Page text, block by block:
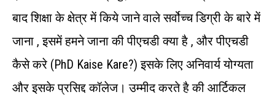
बाद शिक्षा के क्षेत्र में किये जाने वाले सर्वोच्च डिग्री के बारे में
जाना , इसमें हमने जाना की पीएचडी क्या है , और पीएचडी
कैसे करे (PhD Kaise Kare?) इसके लिए अनिवार्य योग्यता
और इसके प्रसिद्द कॉलेज। उम्मीद करते है की आर्टिकल